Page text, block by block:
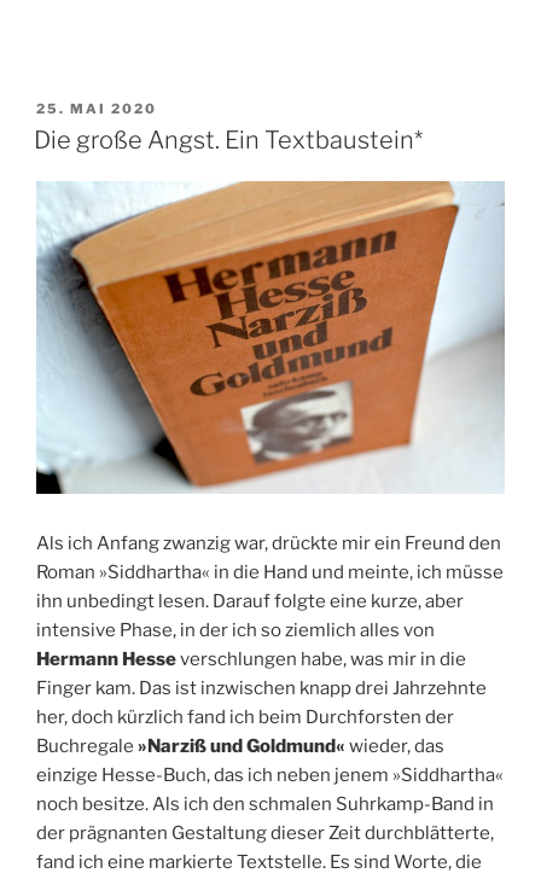
VERÖFFENTLICHT
AM
25. MAI 2020
Die große Angst. Ein Textbaustein*
Als ich Anfang zwanzig war, drückte mir ein Freund den
Roman »Siddhartha« in die Hand und meinte, ich müsse
ihn unbedingt lesen. Darauf folgte eine kurze, aber
intensive Phase, in der ich so ziemlich alles von
Hermann Hesseverschlungen habe, was mir in die
Finger kam. Das ist inzwischen knapp drei Jahrzehnte
her, doch kürzlich fand ich beim Durchforsten der
Buchregale »Narziß und Goldmund« wieder, das
einzige Hesse-Buch, das ich neben jenem »Siddhartha«
noch besitze. Als ich den schmalen Suhrkamp-Band in
der prägnanten Gestaltung dieser Zeit durchblätterte,
fand ich eine markierte Textstelle. Es sind Worte, die